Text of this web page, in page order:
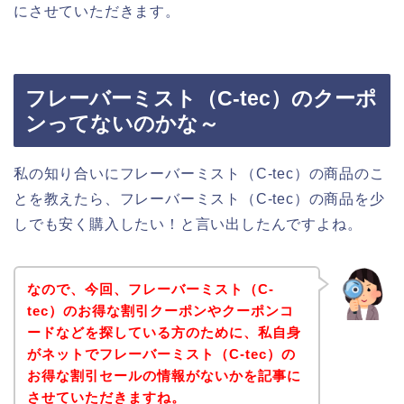
にさせていただきます。
フレーバーミスト（C-tec）のクーポ
ンってないのかな～
私の知り合いにフレーバーミスト（C-tec）の商品のこ
とを教えたら、フレーバーミスト（C-tec）の商品を少
しでも安く購入したい！と言い出したんですよね。
なので、今回、フレーバーミスト（C-
tec）のお得な割引クーポンやクーポンコ
ードなどを探している方のために、私自身
がネットでフレーバーミスト（C-tec）の
お得な割引セールの情報がないかを記事に
させていただきますね。